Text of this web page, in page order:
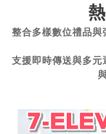
整合多樣數位禮品與
支援即時傳送與多元